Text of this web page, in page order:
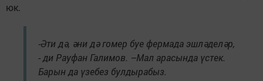
юк.
-Әти дә, әни дә гомер буе фермада эшләделәр,
- ди Рауфан Галимов. –Мал арасында үстек.
Барын да үзебез булдырабыз.